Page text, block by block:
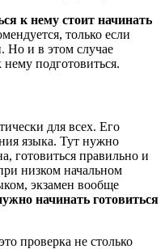
к нему стоит начинать
только если
Но и в этом случае
нему подготовиться.
для всех. Его
языка. Тут нужно
готовиться правильно и
низком начальном
экзамен вообще
начинать готовиться
проверка не столько